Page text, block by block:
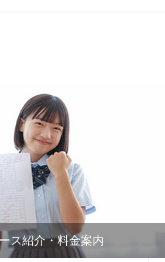
ス紹介・料金案内